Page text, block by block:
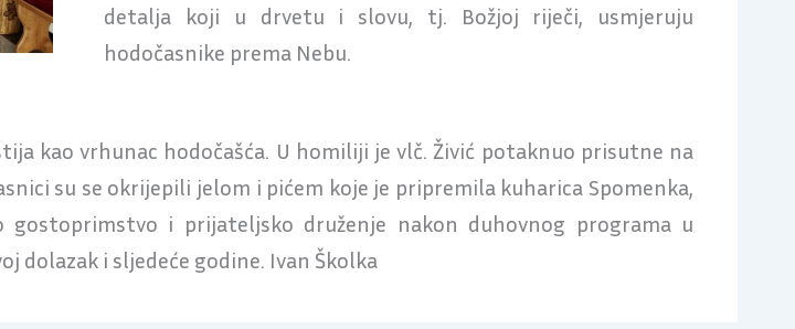
detalja koji u drvetu i slovu, tj. Božjoj riječi, usmjeruju
hodočasnike prema Nebu.
kao vrhunac hodočašća. U homiliji je vlč. Živić potaknuo prisutne na
su se okrijepili jelom i pićem koje je pripremila kuharica Spomenka,
i prijateljsko druženje nakon duhovnog programa u
dolazak i sljedeće godine. Ivan Školka